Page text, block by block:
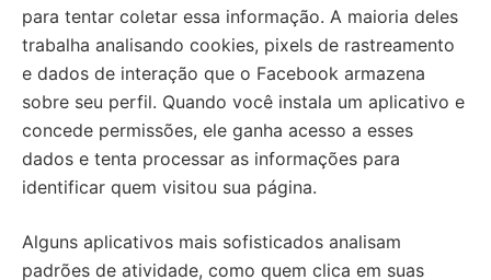
para tentar coletar essa informação. A maioria deles
trabalha analisando cookies, pixels de rastreamento
e dados de interação que o Facebook armazena
sobre seu perfil. Quando você instala um aplicativo e
concede permissões, ele ganha acesso a esses
dados e tenta processar as informações para
identificar quem visitou sua página.
Alguns aplicativos mais sofisticados analisam
padrões de atividade, como quem clica em suas